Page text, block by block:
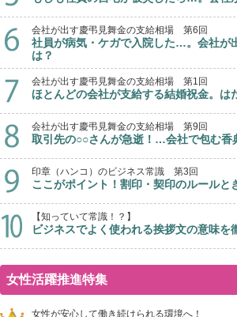
会社が出す慶弔見舞金の支給相場 第6回
社員が病気・ケガで入院した…。会社が
は？
会社が出す慶弔見舞金の支給相場 第1回
ほとんどの会社が支給する結婚祝金。は
会社が出す慶弔見舞金の支給相場 第9回
取引先の○○さんが急逝！…会社で包む香
印章（ハンコ）のビジネス常識 第3回
ここがポイント！割印・契印のルールと
【知っていて常識！？】
ビジネスでよく使われる挨拶文の意味を
女性活躍推進特集
女性が安心して働き続けられる環境へ！